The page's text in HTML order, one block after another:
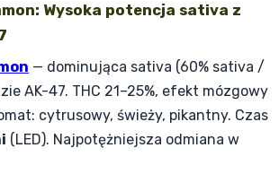
Wysoka potencja sativa z
— dominująca sativa (60% sativa /
AK-47. THC 21–25%, efekt mózgowy
cytrusowy, świeży, pikantny. Czas
(LED). Najpotężniejsza odmiana w